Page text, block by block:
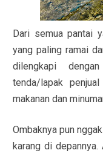
Dari semua pantai
yang paling ramai
dilengkapi
tenda/lapak
makanan dan
Ombaknya pun
karang di